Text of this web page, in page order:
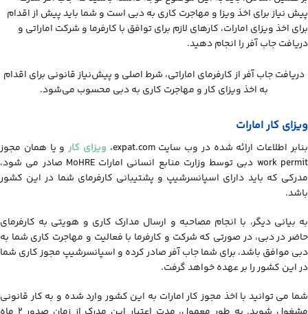
پیش نیاز برای اخذ ویزا و مهاجرت کاری به دبی است و شما باید پیش از اقدام
برای اخذ ویزای امارات، کارهای لازم برای توافق با کارفرما و شرکت اماراتی و
دریافت جاب آفر را انجام دهید.
دریافت جاب آفر از کارفرمای اماراتی، شرط اصلی و پیش‌نیاز قانونی برای اقدام
به اخذ ویزای کار و مهاجرت کاری به دبی محسوب می‌شود.
ویزای کار امارات
بنابر اطلاعات ارائه شده در وب سایت expat.com، ویزای کارو یا همان مجوز
work permit دبی توسط وزارت منابع انسانی امارات MoHRE صادر می شود،
مدرکی که باید دارای اسپانسرشیپ و پشتیبانی کارفرمای شما در این کشور
باشد.
به بیانی دیگر، با انجام مصاحبه و ارسال مدارک کاری و هویتی به کارفرمای
حاضر در دبی، در صورتی که شرکت و کارفرما با فعالیت و مهاجرت کاری شما به
دبی موافق باشد، برای شما جاب آفر صادر کرده و اسپانسرشیپ مجوز کاری شما
در این کشور را بر عهده خواهد گرفت.
شما می توانید با اخذ مجوز کار امارات به این کشور وارد شده و به کار قانونی